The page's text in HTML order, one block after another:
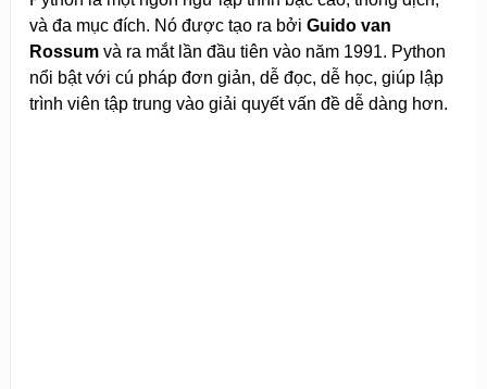
và đa mục đích. Nó được tạo ra bởi Guido van
Rossumvà ra mắt lần đầu tiên vào năm 1991. Python
nổi bật với cú pháp đơn giản, dễ đọc, dễ học, giúp lập
trình viên tập trung vào giải quyết vấn đề dễ dàng hơn.